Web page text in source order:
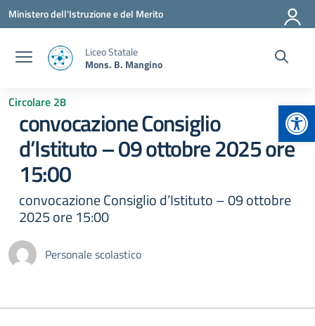
Vai ai contenuti
Vai al menu di navigazione
Vai al footer
Ministero dell'Istruzione e del Merito
Liceo Statale
Mons. B. Mangino
Circolare 28
convocazione Consiglio
d’Istituto – 09 ottobre 2025 ore
15:00
convocazione Consiglio d’Istituto – 09 ottobre
2025 ore 15:00
Personale scolastico